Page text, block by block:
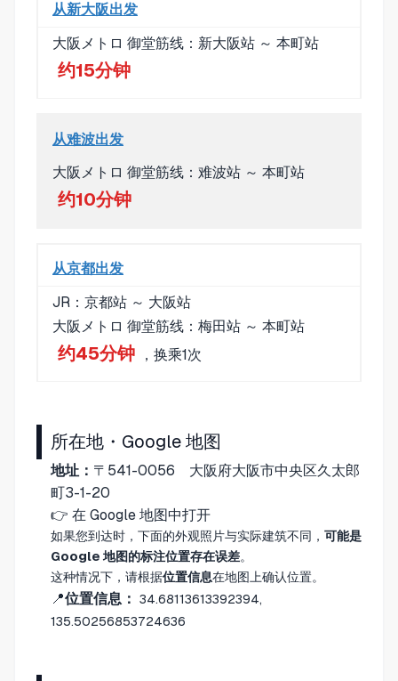
从新大阪出发
大阪メトロ 御堂筋线：新大阪站 ～ 本町站
约15分钟
从难波出发
大阪メトロ 御堂筋线：难波站 ～ 本町站
约10分钟
从京都出发
JR：京都站 ～ 大阪站
大阪メトロ 御堂筋线：梅田站 ～ 本町站
约45分钟 ，换乘1次
所在地・Google 地图
地址： 〒541-0056 大阪府大阪市中央区久太郎
町3-1-20
👉 在 Google 地图中打开
如果您到达时，下面的外观照片与实际建筑不同， 可能是
Google 地图的标注位置存在误差。
这种情况下，请根据位置信息在地图上确认位置。
📍位置信息：
34.68113613392394,
135.50256853724636